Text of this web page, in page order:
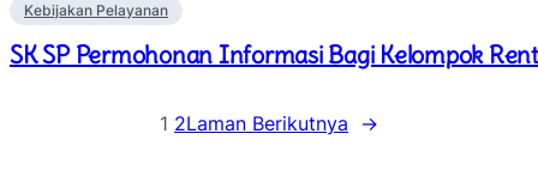
Kebijakan Pelayanan
SK SP Permohonan Informasi Bagi Kelompok
1 2Laman Berikutnya →